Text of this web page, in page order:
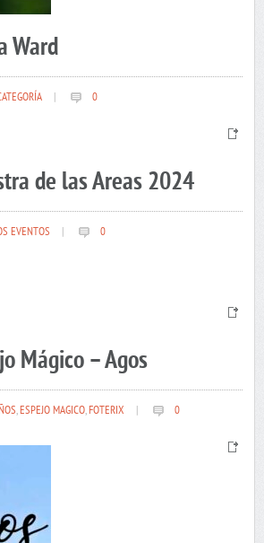
Ward
0
de las Areas 2024
EVENTOS 0
Mágico – Agos
,ESPEJO MAGICO,FOTERIX 0